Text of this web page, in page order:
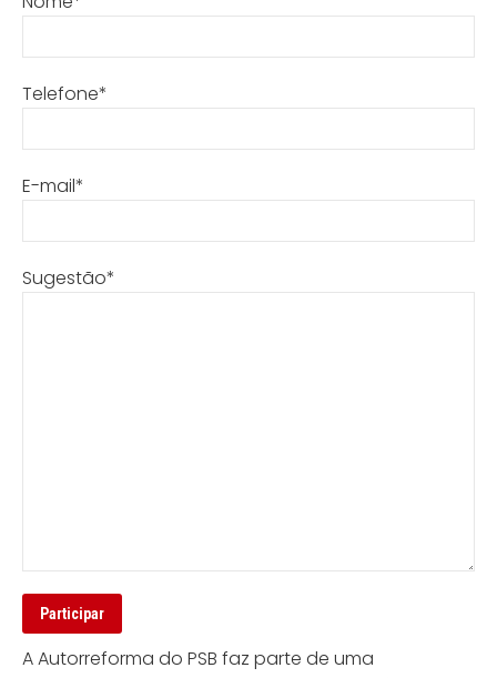
Telefone*
E-mail*
Sugestão*
A Autorreforma do PSB faz parte de uma